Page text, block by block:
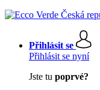
Přihlásit se
Přihlásit se nyní
Jste tu poprvé?